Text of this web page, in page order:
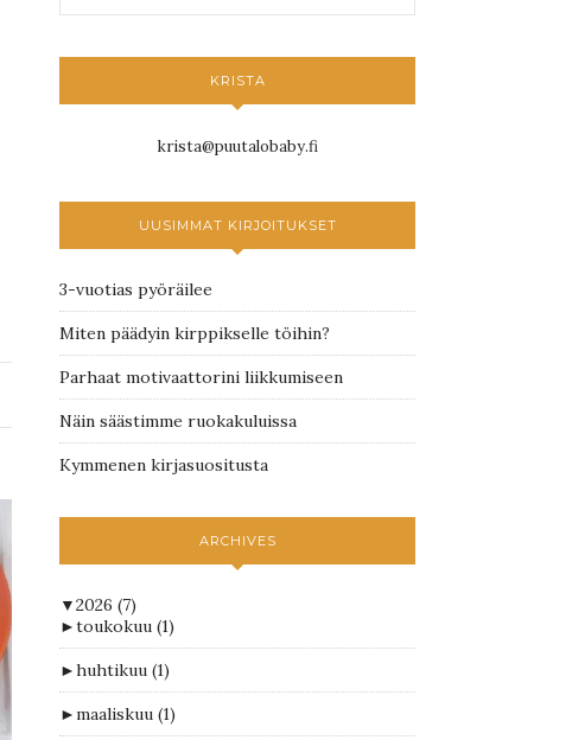
KRISTA
krista@puutalobaby.fi
UUSIMMAT KIRJOITUKSET
3-vuotias pyöräilee
Miten päädyin kirppikselle töihin?
Parhaat motivaattorini liikkumiseen
Näin säästimme ruokakuluissa
Kymmenen kirjasuositusta
ARCHIVES
▼2026 (7)
►toukokuu (1)
►huhtikuu (1)
►maaliskuu (1)